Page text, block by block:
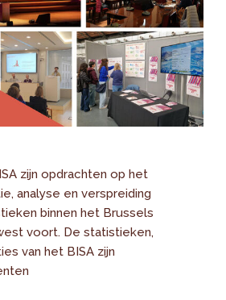
zijn opdrachten op het
analyse en verspreiding
binnen het Brussels
voort. De statistieken,
van het BISA zijn